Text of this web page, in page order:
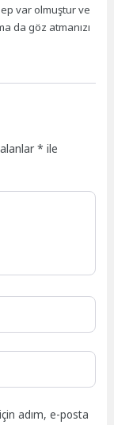
var olmuştur ve
da göz atmanızı
* ile
adım, e-posta